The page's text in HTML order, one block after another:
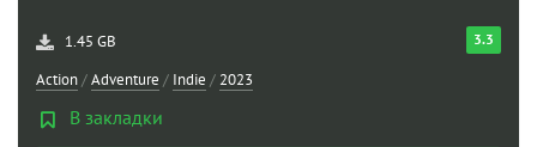
3.3
1.45 GB
Action/Adventure / Indie / 2023
В закладки